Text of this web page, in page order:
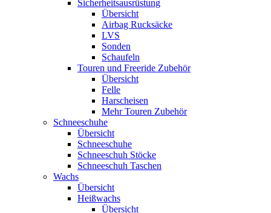
Sicherheitsausrüstung
Übersicht
Airbag Rucksäcke
LVS
Sonden
Schaufeln
Touren und Freeride Zubehör
Übersicht
Felle
Harscheisen
Mehr Touren Zubehör
Schneeschuhe
Übersicht
Schneeschuhe
Schneeschuh Stöcke
Schneeschuh Taschen
Wachs
Übersicht
Heißwachs
Übersicht